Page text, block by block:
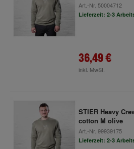
Art.-Nr. 50004712
Lieferzeit: 2-3
36,49 €
inkl. MwSt.
STIER Heavy
cotton M olive
Art.-Nr. 99939175
Lieferzeit: 2-3